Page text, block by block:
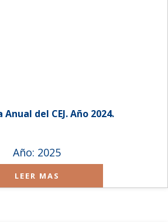
del CEJ. Año 2024.
Año: 2025
LEER MAS